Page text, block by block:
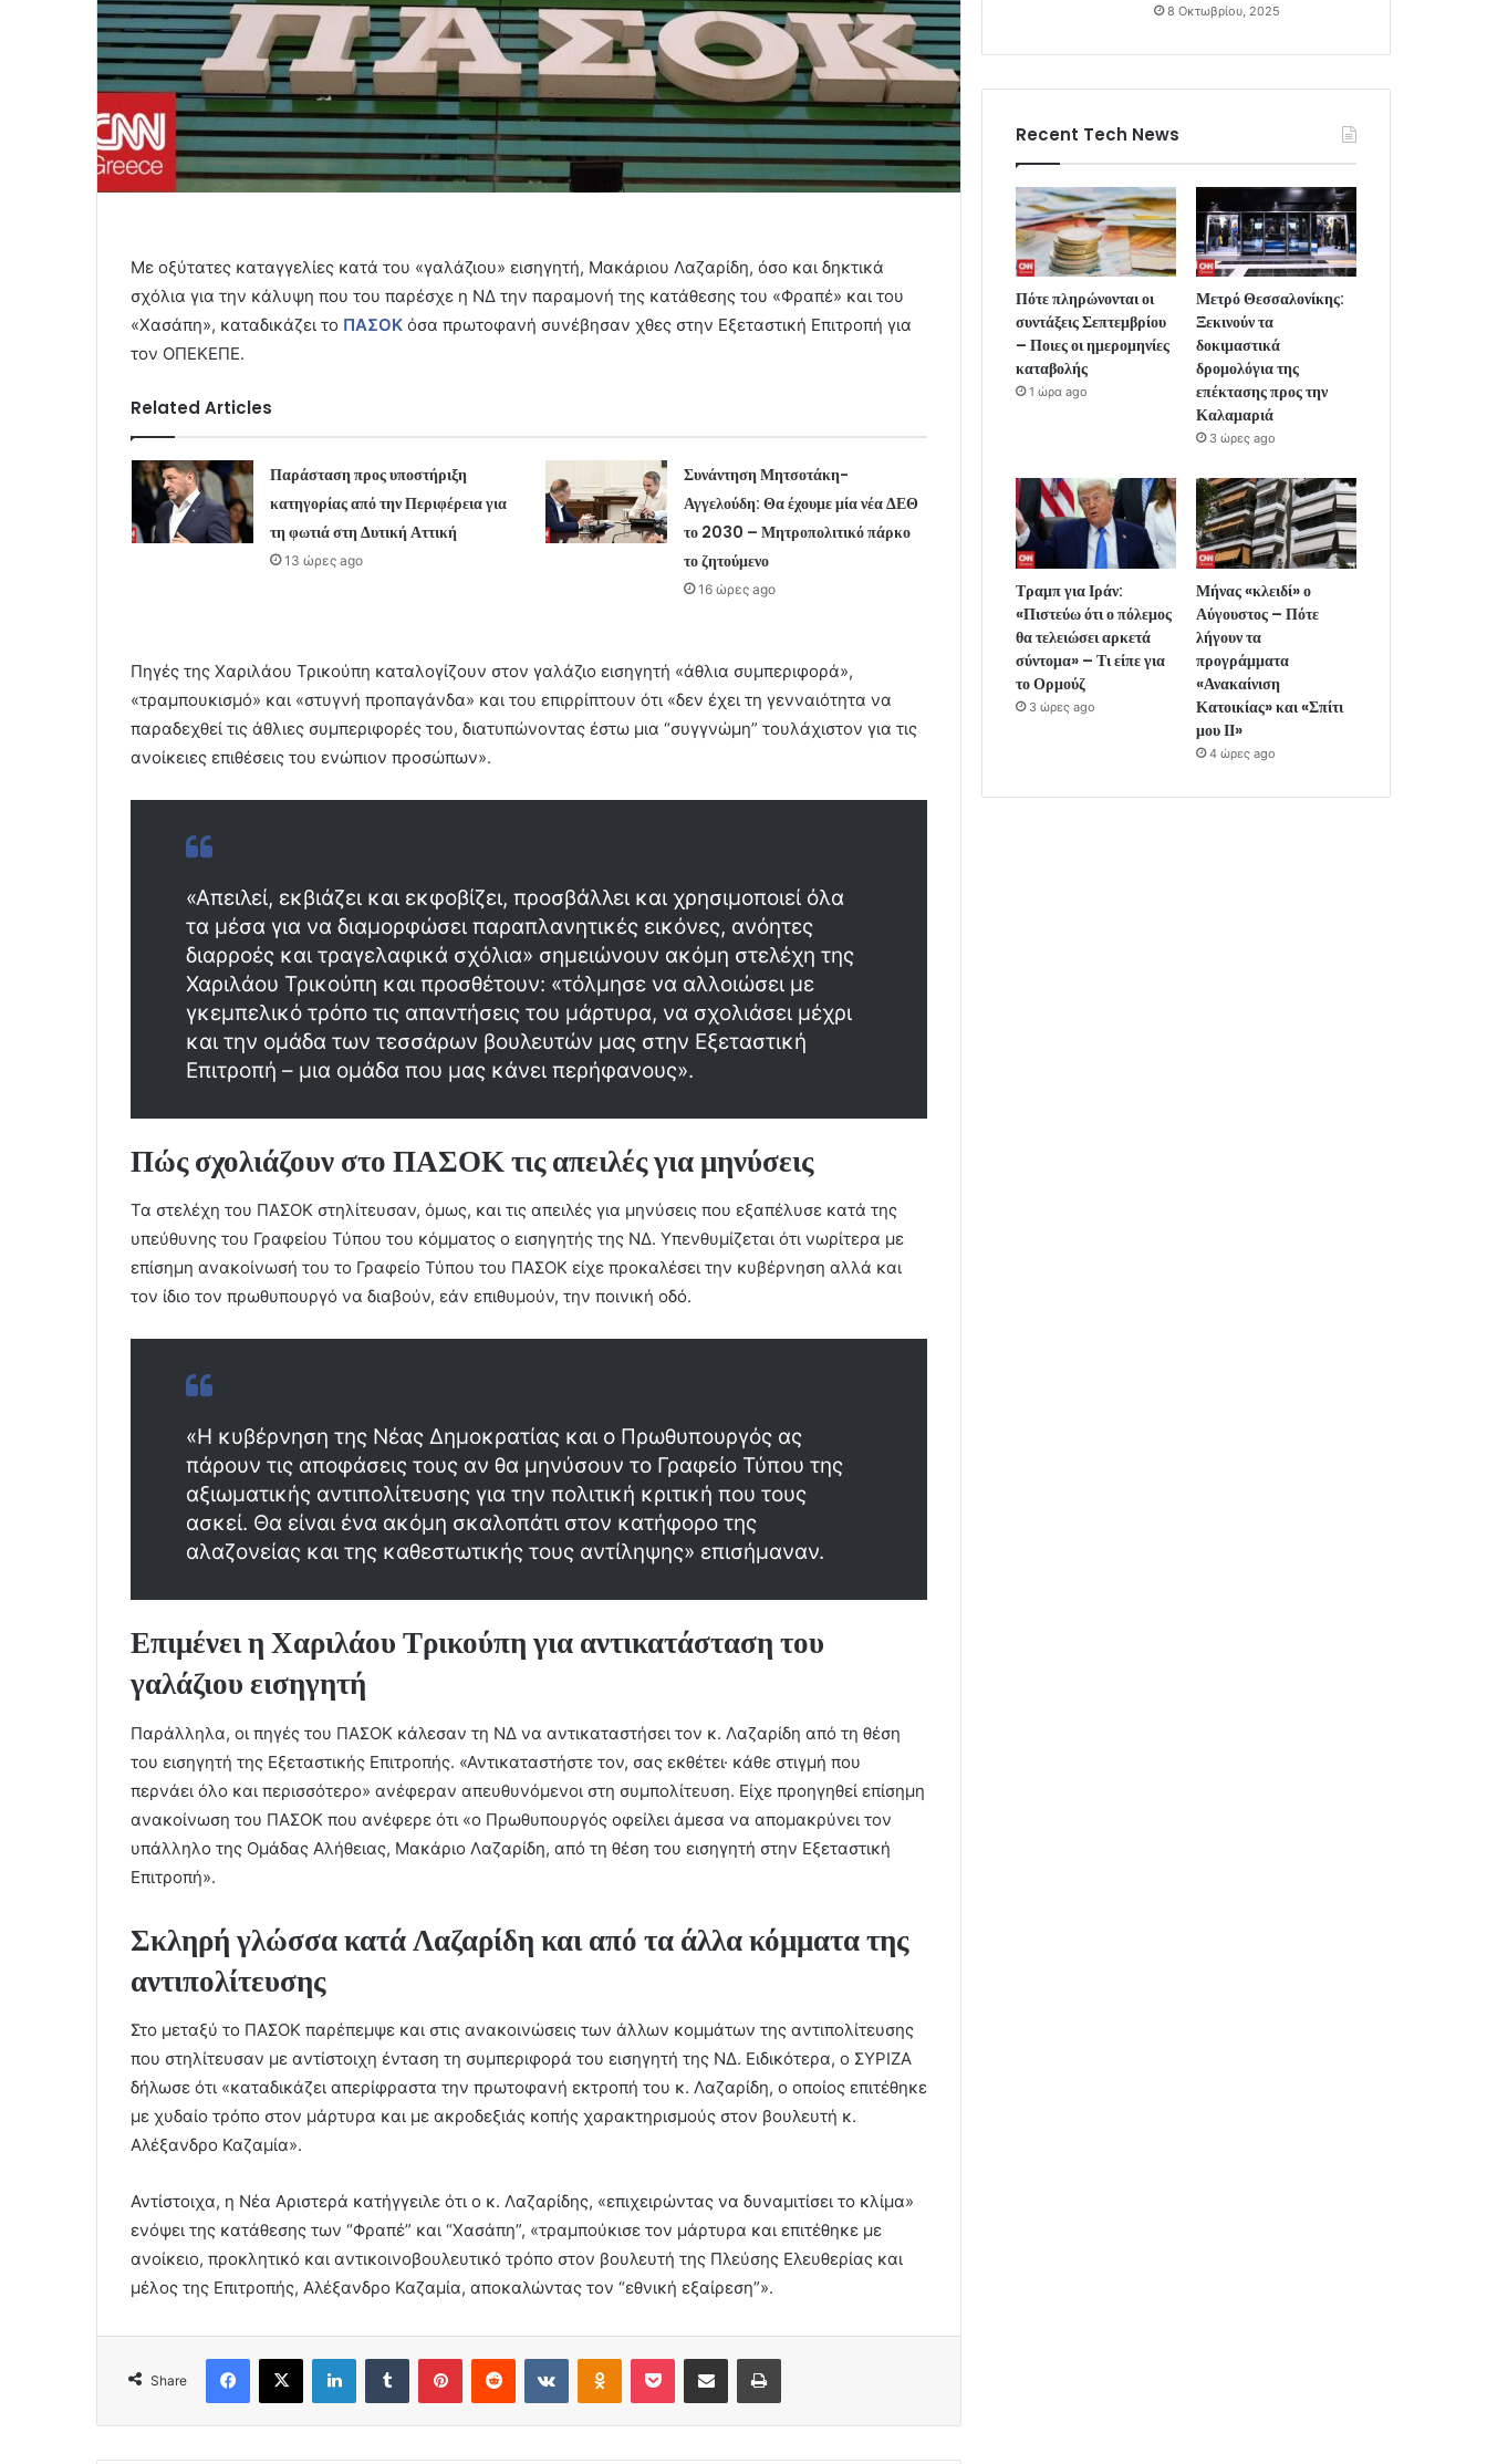
Με οξύτατες καταγγελίες κατά του «γαλάζιου» εισηγητή, Μακάριου Λαζαρίδη, όσο και δηκτικά
σχόλια για την κάλυψη που του παρέσχε η ΝΔ την παραμονή της κατάθεσης του «Φραπέ» και του
«Χασάπη», καταδικάζει το ΠΑΣΟΚ όσα πρωτοφανή συνέβησαν χθες στην Εξεταστική Επιτροπή για
τον ΟΠΕΚΕΠΕ.
Related Articles
Παράσταση προς υποστήριξη
κατηγορίας από την Περιφέρεια για
τη φωτιά στη Δυτική Αττική
13 ώρες ago
Συνάντηση Μητσοτάκη-
Αγγελούδη: Θα έχουμε μία νέα ΔΕΘ
το 2030 – Μητροπολιτικό πάρκο
το ζητούμενο
16 ώρες ago
Πηγές της Χαριλάου Τρικούπη καταλογίζουν στον γαλάζιο εισηγητή «άθλια συμπεριφορά»,
«τραμπουκισμό» και «στυγνή προπαγάνδα» και του επιρρίπτουν ότι «δεν έχει τη γενναιότητα να
παραδεχθεί τις άθλιες συμπεριφορές του, διατυπώνοντας έστω μια “συγγνώμη” τουλάχιστον για τις
ανοίκειες επιθέσεις του ενώπιον προσώπων».
«Απειλεί, εκβιάζει και εκφοβίζει, προσβάλλει και χρησιμοποιεί όλα
τα μέσα για να διαμορφώσει παραπλανητικές εικόνες, ανόητες
διαρροές και τραγελαφικά σχόλια» σημειώνουν ακόμη στελέχη της
Χαριλάου Τρικούπη και προσθέτουν: «τόλμησε να αλλοιώσει με
γκεμπελικό τρόπο τις απαντήσεις του μάρτυρα, να σχολιάσει μέχρι
και την ομάδα των τεσσάρων βουλευτών μας στην Εξεταστική
Επιτροπή – μια ομάδα που μας κάνει περήφανους».
Πώς σχολιάζουν στο ΠΑΣΟΚ τις απειλές για μηνύσεις
Τα στελέχη του ΠΑΣΟΚ στηλίτευσαν, όμως, και τις απειλές για μηνύσεις που εξαπέλυσε κατά της
υπεύθυνης του Γραφείου Τύπου του κόμματος ο εισηγητής της ΝΔ. Υπενθυμίζεται ότι νωρίτερα με
επίσημη ανακοίνωσή του το Γραφείο Τύπου του ΠΑΣΟΚ είχε προκαλέσει την κυβέρνηση αλλά και
τον ίδιο τον πρωθυπουργό να διαβούν, εάν επιθυμούν, την ποινική οδό.
«Η κυβέρνηση της Νέας Δημοκρατίας και ο Πρωθυπουργός ας
πάρουν τις αποφάσεις τους αν θα μηνύσουν το Γραφείο Τύπου της
αξιωματικής αντιπολίτευσης για την πολιτική κριτική που τους
ασκεί. Θα είναι ένα ακόμη σκαλοπάτι στον κατήφορο της
αλαζονείας και της καθεστωτικής τους αντίληψης» επισήμαναν.
Επιμένει η Χαριλάου Τρικούπη για αντικατάσταση του
γαλάζιου εισηγητή
Παράλληλα, οι πηγές του ΠΑΣΟΚ κάλεσαν τη ΝΔ να αντικαταστήσει τον κ. Λαζαρίδη από τη θέση
του εισηγητή της Εξεταστικής Επιτροπής. «Αντικαταστήστε τον, σας εκθέτει· κάθε στιγμή που
περνάει όλο και περισσότερο» ανέφεραν απευθυνόμενοι στη συμπολίτευση. Είχε προηγηθεί επίσημη
ανακοίνωση του ΠΑΣΟΚ που ανέφερε ότι «ο Πρωθυπουργός οφείλει άμεσα να απομακρύνει τον
υπάλληλο της Ομάδας Αλήθειας, Μακάριο Λαζαρίδη, από τη θέση του εισηγητή στην Εξεταστική
Επιτροπή».
Σκληρή γλώσσα κατά Λαζαρίδη και από τα άλλα κόμματα της
αντιπολίτευσης
Στο μεταξύ το ΠΑΣΟΚ παρέπεμψε και στις ανακοινώσεις των άλλων κομμάτων της αντιπολίτευσης
που στηλίτευσαν με αντίστοιχη ένταση τη συμπεριφορά του εισηγητή της ΝΔ. Ειδικότερα, ο ΣΥΡΙΖΑ
δήλωσε ότι «καταδικάζει απερίφραστα την πρωτοφανή εκτροπή του κ. Λαζαρίδη, ο οποίος επιτέθηκε
με χυδαίο τρόπο στον μάρτυρα και με ακροδεξιάς κοπής χαρακτηρισμούς στον βουλευτή κ.
Αλέξανδρο Καζαμία».
Αντίστοιχα, η Νέα Αριστερά κατήγγειλε ότι ο κ. Λαζαρίδης, «επιχειρώντας να δυναμιτίσει το κλίμα»
ενόψει της κατάθεσης των “Φραπέ” και “Χασάπη”, «τραμπούκισε τον μάρτυρα και επιτέθηκε με
ανοίκειο, προκλητικό και αντικοινοβουλευτικό τρόπο στον βουλευτή της Πλεύσης Ελευθερίας και
μέλος της Επιτροπής, Αλέξανδρο Καζαμία, αποκαλώντας τον “εθνική εξαίρεση”».
Share
Facebook
X LinkedInTumblr PinterestReddit VKontakteOdnoklassniki
Pocket Share via Email Print
8 Οκτωβρίου, 2025
Recent Tech News
Πότε πληρώνονται οι
συντάξεις Σεπτεμβρίου
– Ποιες οι ημερομηνίες
καταβολής
1 ώρα ago
Μετρό Θεσσαλονίκης:
Ξεκινούν τα
δοκιμαστικά
δρομολόγια της
επέκτασης προς την
Καλαμαριά
3 ώρες ago
Τραμπ για Ιράν:
«Πιστεύω ότι ο πόλεμος
θα τελειώσει αρκετά
σύντομα» – Τι είπε για
το Ορμούζ
3 ώρες ago
Μήνας «κλειδί» ο
Αύγουστος – Πότε
λήγουν τα
προγράμματα
«Ανακαίνιση
Κατοικίας» και «Σπίτι
μου ΙΙ»
4 ώρες ago